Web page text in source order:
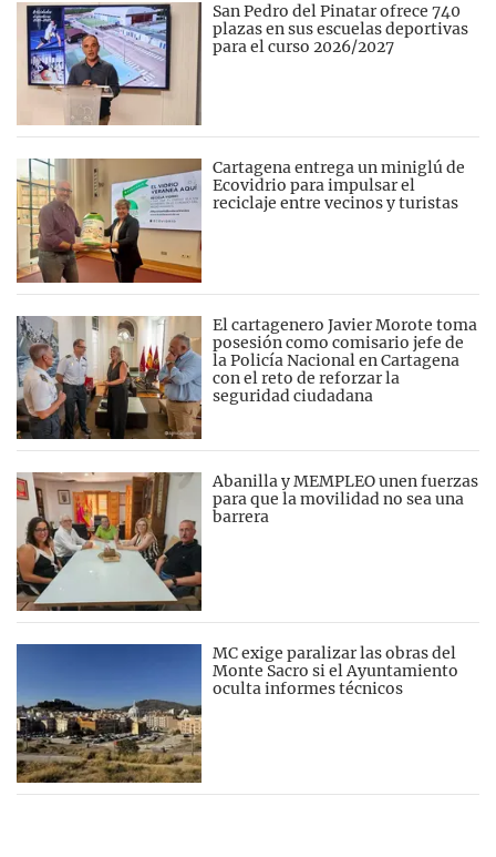
San Pedro del Pinatar ofrece 740
plazas en sus escuelas deportivas
para el curso 2026/2027
Cartagena entrega un miniglú de
Ecovidrio para impulsar el
reciclaje entre vecinos y turistas
El cartagenero Javier Morote toma
posesión como comisario jefe de
la Policía Nacional en Cartagena
con el reto de reforzar la
seguridad ciudadana
Abanilla y MEMPLEO unen fuerzas
para que la movilidad no sea una
barrera
MC exige paralizar las obras del
Monte Sacro si el Ayuntamiento
oculta informes técnicos